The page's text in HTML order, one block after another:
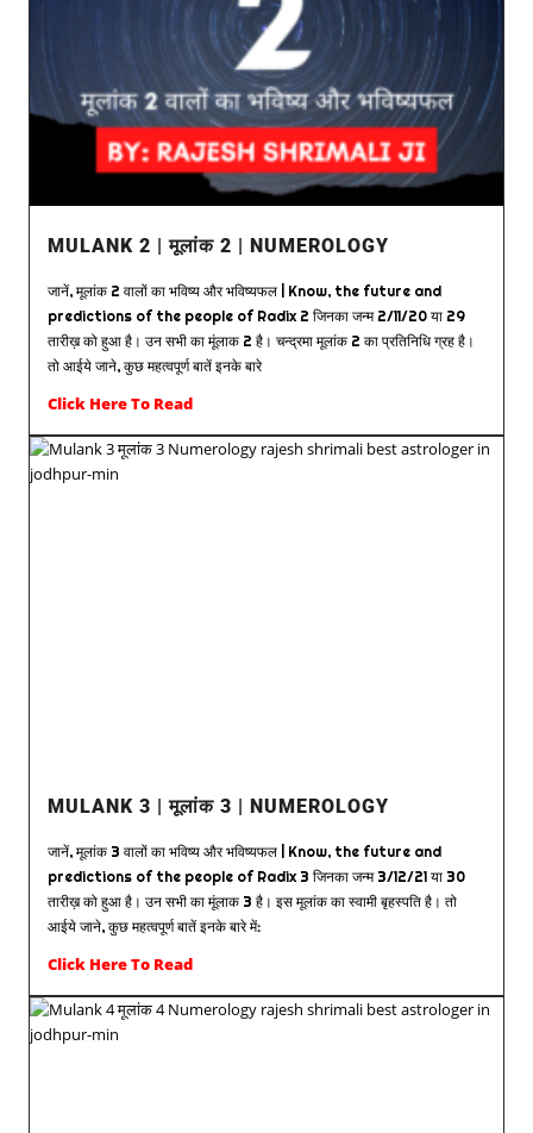
MULANK 2 | मूलांक 2 | NUMEROLOGY
जानें, मूलांक 2 वालों का भविष्य और भविष्यफल | Know, the future and
predictions of the people of Radix 2 जिनका जन्म 2/11/20 या 29
तारीख़ को हुआ है। उन सभी का मूंलाक 2 है। चन्द्रमा मूलांक 2 का प्रतिनिधि ग्रह है।
तो आईये जाने, कुछ महत्वपूर्ण बातें इनके बारे
Click Here To Read
MULANK 3 | मूलांक 3 | NUMEROLOGY
जानें, मूलांक 3 वालों का भविष्य और भविष्यफल | Know, the future and
predictions of the people of Radix 3 जिनका जन्म 3/12/21 या 30
तारीख़ को हुआ है। उन सभी का मूंलाक 3 है। इस मूलांक का स्वामी बृहस्पति है। तो
आईये जाने, कुछ महत्वपूर्ण बातें इनके बारे में:
Click Here To Read